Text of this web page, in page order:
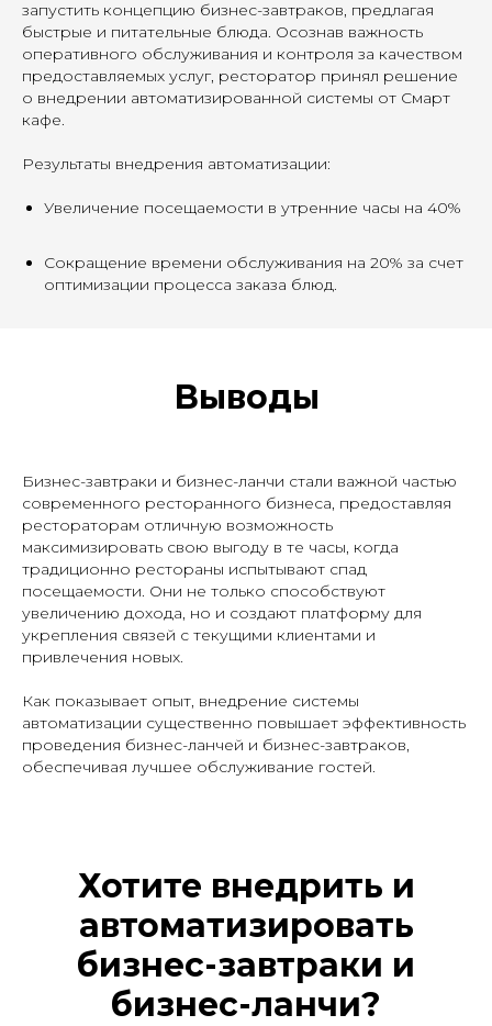
запустить концепцию бизнес-завтраков, предлагая
быстрые и питательные блюда. Осознав важность
оперативного обслуживания и контроля за качеством
предоставляемых услуг, ресторатор принял решение
о внедрении автоматизированной системы от Смарт
кафе.
Результаты внедрения автоматизации:
Увеличение посещаемости в утренние часы на 40%
Сокращение времени обслуживания на 20% за счет
оптимизации процесса заказа блюд.
Выводы
Бизнес-завтраки и бизнес-ланчи стали важной частью
современного ресторанного бизнеса, предоставляя
рестораторам отличную возможность
максимизировать свою выгоду в те часы, когда
традиционно рестораны испытывают спад
посещаемости. Они не только способствуют
увеличению дохода, но и создают платформу для
укрепления связей с текущими клиентами и
привлечения новых.
Как показывает опыт, внедрение системы
автоматизации существенно повышает эффективность
проведения бизнес-ланчей и бизнес-завтраков,
обеспечивая лучшее обслуживание гостей.
Хотите внедрить и
автоматизировать
бизнес-завтраки и
бизнес-ланчи?